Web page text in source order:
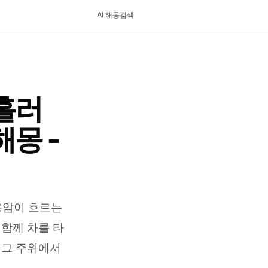
AI 해몽검색
러
몽 -
이 흐르는
께 차를 타
주위에서